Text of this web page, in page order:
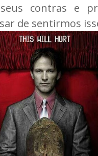
contras e
de sentirmos